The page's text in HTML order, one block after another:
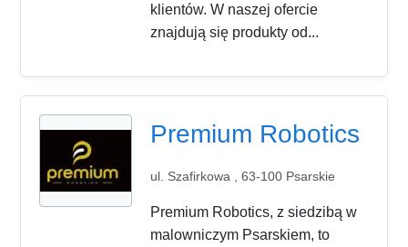
klientów. W naszej ofercie
znajdują się produkty od...
Premium Robotics
ul. Szafirkowa , 63-100 Psarskie
Premium Robotics, z siedzibą w
malowniczym Psarskiem, to